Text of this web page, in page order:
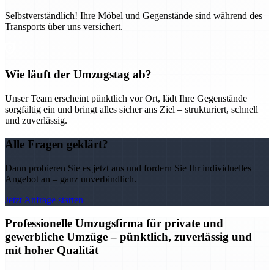
Selbstverständlich! Ihre Möbel und Gegenstände sind während des
Transports über uns versichert.
Wie läuft der Umzugstag ab?
Unser Team erscheint pünktlich vor Ort, lädt Ihre Gegenstände
sorgfältig ein und bringt alles sicher ans Ziel – strukturiert, schnell
und zuverlässig.
Alle Fragen geklärt?
Dann probieren Sie es jetzt aus und fordern Sie Ihr individuelles
Angebot an – ganz unverbindlich.
Jetzt Anfrage starten
Professionelle Umzugsfirma für private und
gewerbliche Umzüge – pünktlich, zuverlässig und
mit hoher Qualität